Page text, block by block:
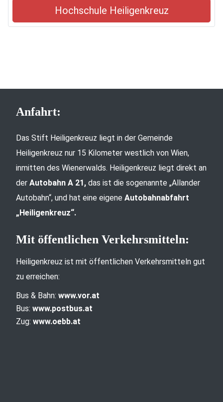
Hochschule Heiligenkreuz
Anfahrt:
Das Stift Heiligenkreuz liegt in der Gemeinde
Heiligenkreuz nur 15 Kilometer westlich von Wien,
inmitten des Wienerwalds. Heiligenkreuz liegt direkt an
der Autobahn A 21, das ist die sogenannte „Allander
Autobahn“, und hat eine eigene Autobahnabfahrt
„Heiligenkreuz“.
Mit öffentlichen Verkehrsmitteln:
Heiligenkreuz ist mit öffentlichen Verkehrsmitteln gut
zu erreichen:
Bus & Bahn: www.vor.at
Bus: www.postbus.at
Zug: www.oebb.at